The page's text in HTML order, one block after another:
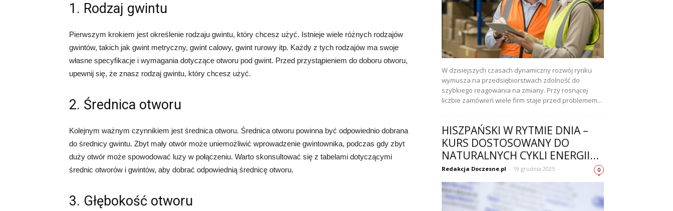
1. Rodzaj gwintu
Pierwszym krokiem jest określenie rodzaju gwintu, który chcesz użyć. Istnieje wiele różnych rodzajów
gwintów, takich jak gwint metryczny, gwint calowy, gwint rurowy itp. Każdy z tych rodzajów ma swoje
własne specyfikacje i wymagania dotyczące otworu pod gwint. Przed przystąpieniem do doboru otworu,
upewnij się, że znasz rodzaj gwintu, który chcesz użyć.
2. Średnica otworu
Kolejnym ważnym czynnikiem jest średnica otworu. Średnica otworu powinna być odpowiednio dobrana
do średnicy gwintu. Zbyt mały otwór może uniemożliwić wprowadzenie gwintownika, podczas gdy zbyt
duży otwór może spowodować luzy w połączeniu. Warto skonsultować się z tabelami dotyczącymi
średnic otworów i gwintów, aby dobrać odpowiednią średnicę otworu.
3. Głębokość otworu
W dzisiejszych czasach dynamiczny rozwój rynku
wymusza na przedsiębiorstwach zdolność do
szybkiego reagowania na zmiany. Przy rosnącej
liczbie zamówień wiele firm staje przed problemem...
HISZPAŃSKI W RYTMIE DNIA –
KURS DOSTOSOWANY DO
NATURALNYCH CYKLI ENERGII...
Redakcja Doczesne.pl - 19 grudnia 2025 0